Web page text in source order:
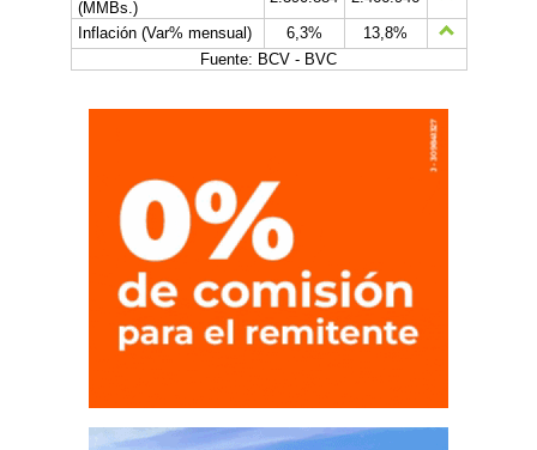
(MMBs.)
Inflación (Var% mensual)
6,3%
13,8%
Fuente: BCV - BVC